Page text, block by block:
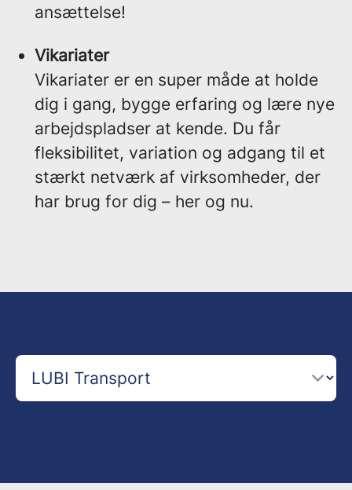
ansættelse!
Vikariater
Vikariater er en super måde at holde
dig i gang, bygge erfaring og lære nye
arbejdspladser at kende. Du får
fleksibilitet, variation og adgang til et
stærkt netværk af virksomheder, der
har brug for dig – her og nu.